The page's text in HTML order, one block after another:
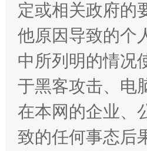
受贿1.44亿！段成刚被判无
定或相关政府的
他原因导致的个
中所列明的情况
于黑客攻击、电
在本网的企业、
致的任何事态后